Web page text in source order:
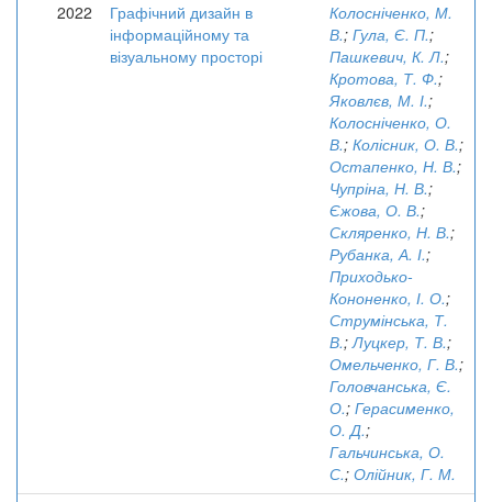
2022
Графічний дизайн в
інформаційному та
візуальному просторі
Колосніченко, М.
В.; Гула, Є. П.;
Пашкевич, К. Л.;
Кротова, Т. Ф.;
Яковлєв, М. І.;
Колосніченко, О.
В.; Колісник, О. В.;
Остапенко, Н. В.;
Чупріна, Н. В.;
Єжова, О. В.;
Скляренко, Н. В.;
Рубанка, А. І.;
Приходько-
Кононенко, І. О.;
Струмінська, Т.
В.;Луцкер, Т. В.;
Омельченко, Г. В.;
Головчанська, Є.
О.; Герасименко,
О. Д.;
Гальчинська, О.
С.; Олійник, Г. М.